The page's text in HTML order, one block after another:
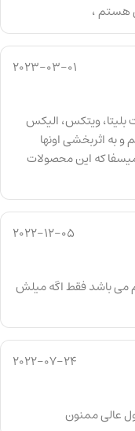
هستم ،
2023-03-01
ویتکس، الیکس
و به اثربخشی اونها
که این محصولات
2022-12-05
می باشد فقط اگه میلش
2022-07-24
عالی ممنون